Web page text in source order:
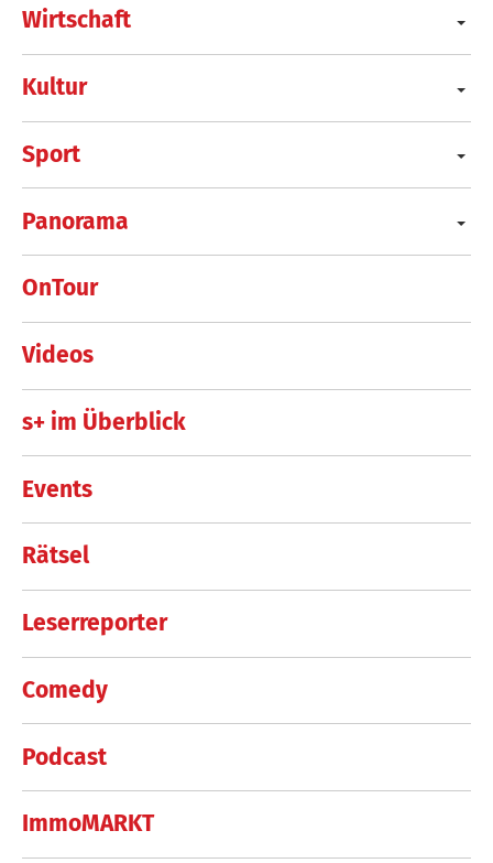
Wirtschaft
Kultur
Sport
Panorama
OnTour
Videos
s+ im Überblick
Events
Rätsel
Leserreporter
Comedy
Podcast
ImmoMARKT